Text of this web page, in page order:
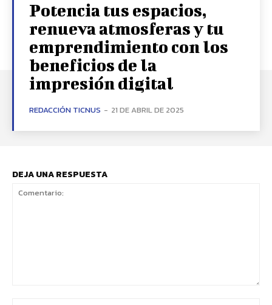
Potencia tus espacios,
renueva atmosferas y tu
emprendimiento con los
beneficios de la
impresión digital
REDACCIÓN TICNUS - 21 DE ABRIL DE 2025
DEJA UNA RESPUESTA